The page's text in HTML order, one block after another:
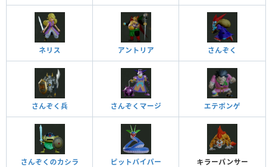
ネリス アントリア さんぞく
さんぞく兵 さんぞくマージ エテポンゲ
さんぞくのカシラ ピットバイパー キラーパンサー